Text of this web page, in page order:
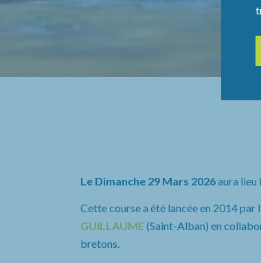
Le Dimanche 29 Mars 2026aura lieu
Cette course a été lancée en 2014 par
GUILLAUME(Saint-Alban) en
bretons.